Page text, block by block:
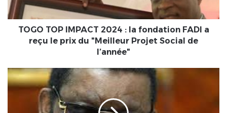
FADI
a
"Meilleur
Projet
Social
TOGO TOP IMPACT 2024 : la fondation FADI a
reçu le prix du "Meilleur Projet Social de
l’année"
[Tribune]
Eyadema